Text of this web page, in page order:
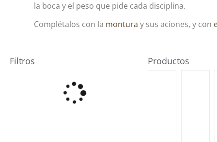
la boca y el peso que pide cada disciplina.
Complétalos con la montura y sus aciones, y con
Filtros Productos